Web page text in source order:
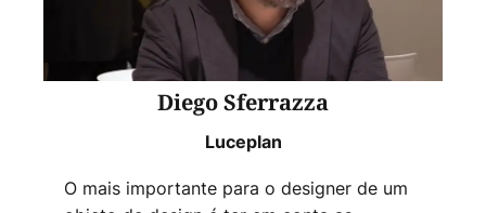
Diego Sferrazza
Luceplan
O mais importante para o designer de um